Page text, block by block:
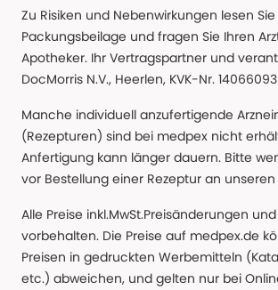
Zu Risiken und Nebenwirkungen lesen
Packungsbeilage und fragen Sie Ihren
Apotheker. Ihr Vertragspartner und
DocMorris N.V., Heerlen, KVK-Nr. 14066093
Manche individuell anzufertigende
(Rezepturen) sind bei medpex nicht
Anfertigung kann länger dauern. Bitte
vor Bestellung einer Rezeptur an
Alle Preise inkl.MwSt.Preisänderungen
vorbehalten. Die Preise auf medpex.de
Preisen in gedruckten Werbemitteln
etc.) abweichen, und gelten nur bei